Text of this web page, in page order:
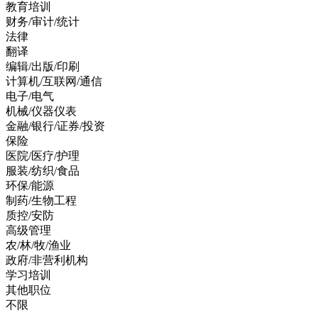
教育培训
财务/审计/统计
法律
翻译
编辑/出版/印刷
计算机/互联网/通信
电子/电气
机械/仪器仪表
金融/银行/证券/投资
保险
医院/医疗/护理
服装/纺织/食品
环保/能源
制药/生物工程
质控/安防
高级管理
农/林/牧/渔业
政府/非营利机构
学习培训
其他职位
不限